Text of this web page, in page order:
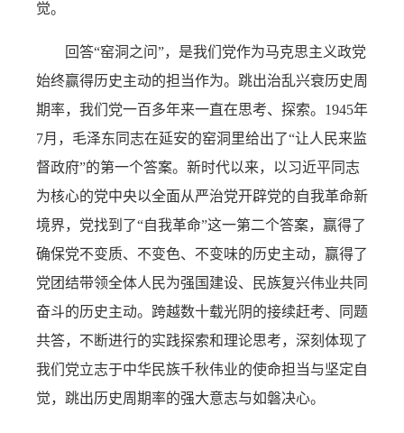
觉。
回答“窑洞之问”，是我们党作为马克思主义政党
始终赢得历史主动的担当作为。跳出治乱兴衰历史周
期率，我们党一百多年来一直在思考、探索。1945年
7月，毛泽东同志在延安的窑洞里给出了“让人民来监
督政府”的第一个答案。新时代以来，以习近平同志
为核心的党中央以全面从严治党开辟党的自我革命新
境界，党找到了“自我革命”这一第二个答案，赢得了
确保党不变质、不变色、不变味的历史主动，赢得了
党团结带领全体人民为强国建设、民族复兴伟业共同
奋斗的历史主动。跨越数十载光阴的接续赶考、同题
共答，不断进行的实践探索和理论思考，深刻体现了
我们党立志于中华民族千秋伟业的使命担当与坚定自
觉，跳出历史周期率的强大意志与如磐决心。